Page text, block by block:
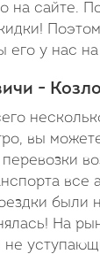
сайте.
у нас
-
вы
все
были
На